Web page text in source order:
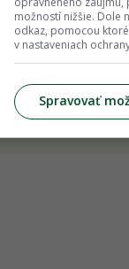
nás
Kvet,
vody mení
možností nižšie. Dole
odkaz, pomocou
v nastaveniach
Spravovať